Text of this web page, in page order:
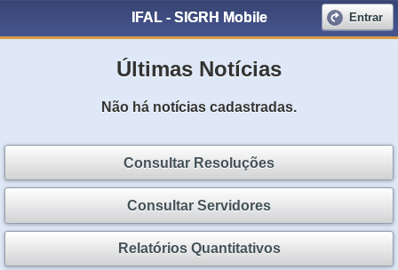
IFAL - SIGRH Mobile Entrar
Últimas Notícias
Não há notícias cadastradas.
Consultar Resoluções
Consultar Servidores
Relatórios Quantitativos